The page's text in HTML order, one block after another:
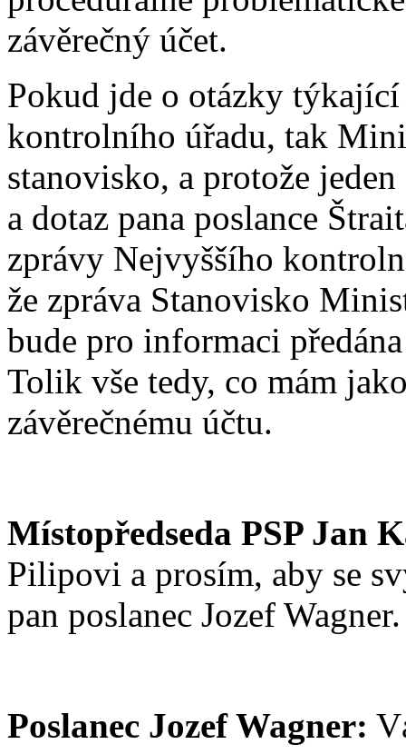
závěrečný účet.
Pokud jde o otázky
kontrolního úřadu, tak
stanovisko, a protože
a dotaz pana poslance
zprávy Nejvyššího
že zpráva Stanovisko
bude pro informaci
Tolik vše tedy, co mám
závěrečnému účtu.
Místopředseda PSP Jan
Pilipovi a prosím, aby se
pan poslanec Jozef Wagner.
Poslanec Jozef Wagner: